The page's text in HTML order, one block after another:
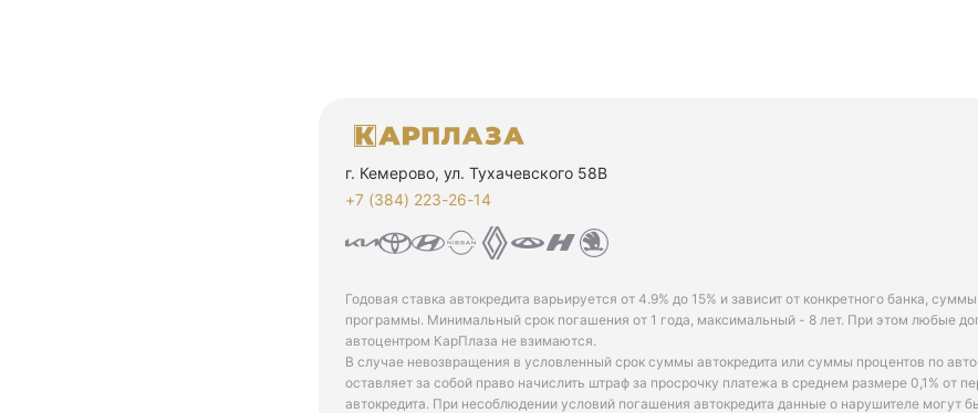
г. Кемерово, ул. Тухачевского 58В
+7 (384) 223-26-14‬
Годовая ставка автокредита варьируется от 4.9% до 15% и зависит от конкретного банка,
программы. Минимальный срок погашения от 1 года, максимальный - 8 лет. При этом любые
автоцентром КарПлаза не взимаются.
В случае невозвращения в условленный срок суммы автокредита или суммы процентов по
оставляет за собой право начислить штраф за просрочку платежа в среднем размере 0,1% от
автокредита. При несоблюдении условий погашения автокредита данные о нарушителе могут